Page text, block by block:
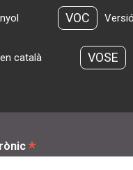
VOC
català VOSE
*